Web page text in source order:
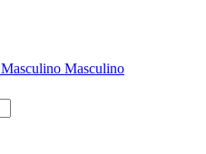
Masculino Masculino